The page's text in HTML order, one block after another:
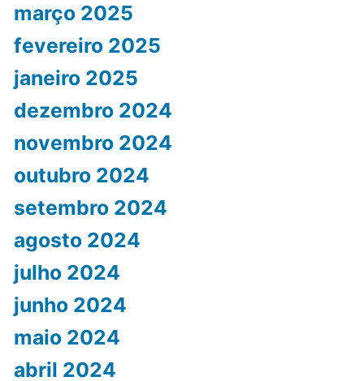
março 2025
fevereiro 2025
janeiro 2025
dezembro 2024
novembro 2024
outubro 2024
setembro 2024
agosto 2024
julho 2024
junho 2024
maio 2024
abril 2024